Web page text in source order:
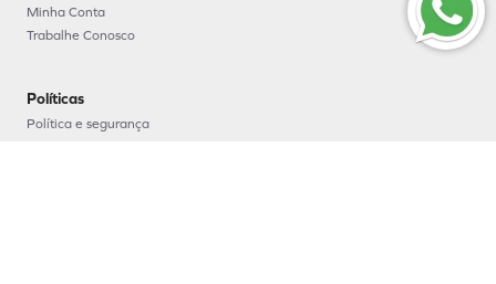
Minha Conta
Trabalhe Conosco
Políticas
Política e segurança